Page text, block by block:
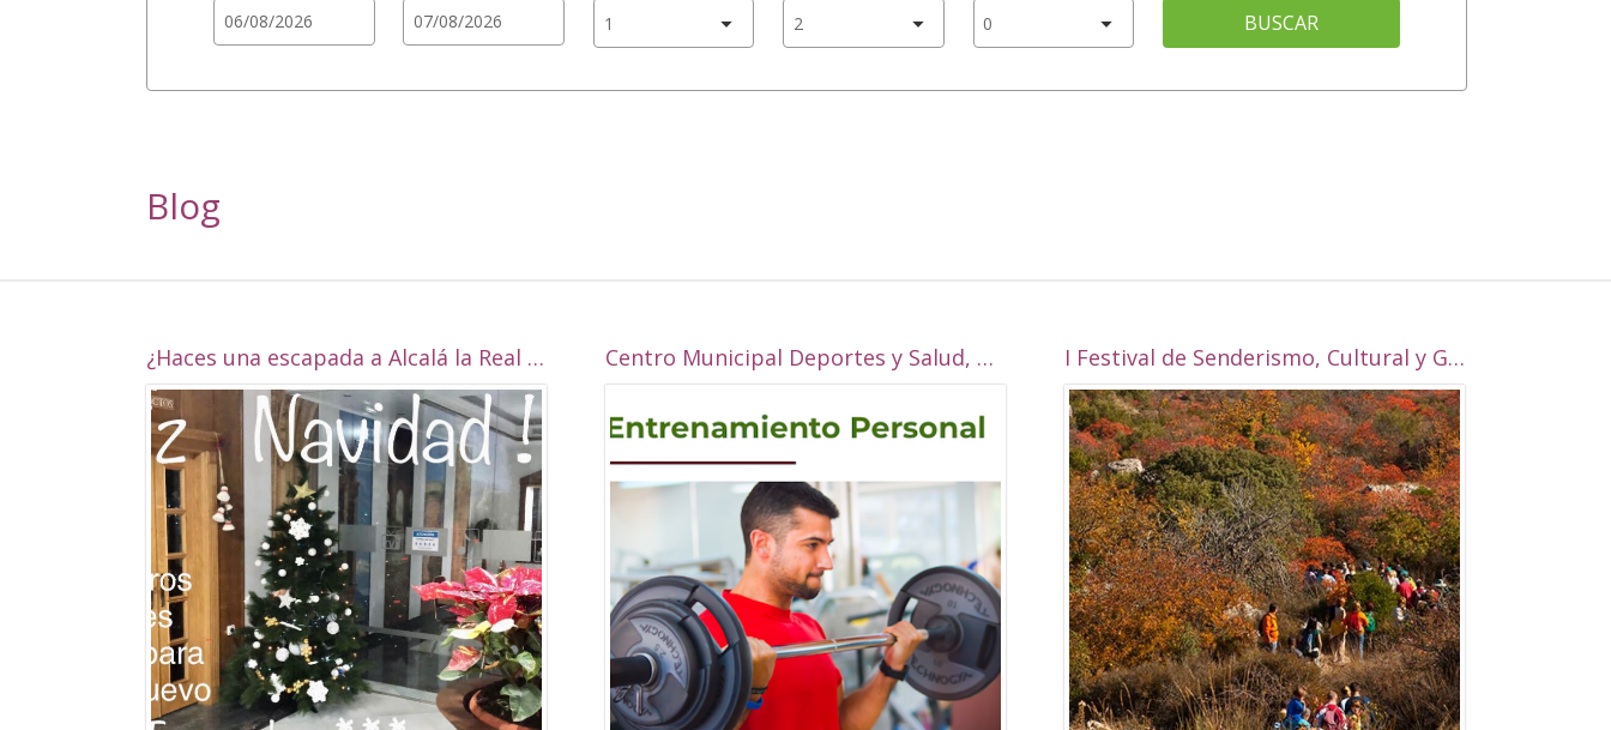
BUSCAR
Blog
¿Haces una escapada a Alcalá la Real esta navidad? Centro Municipal Deportes y Salud, Alcalá la Real I Festival de Senderismo, Cultural y Gastronómico de Alcalá la Real